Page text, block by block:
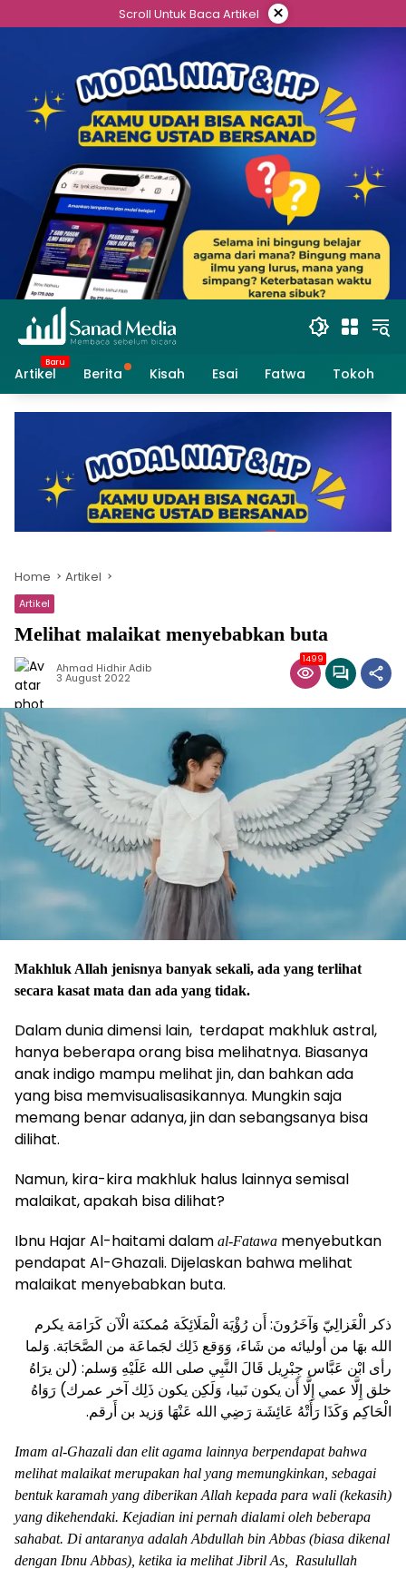
to
Scroll Untuk Baca Artikel ×
Artikel Berita Kisah Esai Fatwa Tokoh
Home Artikel
Artikel
Melihat malaikat menyebabkan buta
Ahmad Hidhir Adib
3 August 2022
1499
Makhluk Allah jenisnya banyak sekali, ada yang terlihat
secara kasat mata dan ada yang tidak.
Dalam dunia dimensi lain, terdapat makhluk astral,
hanya beberapa orang bisa melihatnya. Biasanya
anak indigo mampu melihat jin, dan bahkan ada
yang bisa memvisualisasikannya. Mungkin saja
memang benar adanya, jin dan sebangsanya bisa
dilihat.
Namun, kira-kira makhluk halus lainnya semisal
malaikat, apakah bisa dilihat?
Ibnu Hajar Al-haitami dalam al-Fatawa menyebutkan
pendapat Al-Ghazali. Dijelaskan bahwa melihat
malaikat menyebabkan buta.
ذكر الْغَزالِيّ وَآخَرُونَ: أَن رُؤْيَة الْمَلَائِكَة مُمكنَة الْآن كَرَامَة يكرم
الله بهَا من أوليائه من شَاءَ، وَوَقع ذَلِك لجَماعَة من الصَّحَابَة. وَلما
رأى ابْن عَبَّاس جِبْرِيل قَالَ النَّبِي صلى الله عَلَيْهِ وَسلم: (لن يرَاهُ
خلق إِلَّا عمي إِلَّا أَن يكون نَبيا، وَلَكِن يكون ذَلِك آخر عمرك) رَوَاهُ
الْحَاكِم وَكَذَا رَأَتْهُ عَائِشَة رَضِي الله عَنْهَا وَزيد بن أَرقم.
Imam al-Ghazali dan elit agama lainnya berpendapat bahwa
melihat malaikat merupakan hal yang memungkinkan, sebagai
bentuk karamah yang diberikan Allah kepada para wali (kekasih)
yang dikehendaki. Kejadian ini pernah dialami oleh beberapa
sahabat. Di antaranya adalah Abdullah bin Abbas (biasa dikenal
dengan Ibnu Abbas), ketika ia melihat Jibril As, Rasulullah